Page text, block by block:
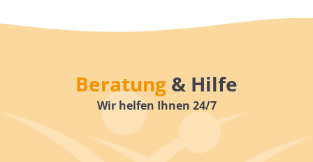
Beratung & Hilfe
Wir helfen Ihnen 24/7